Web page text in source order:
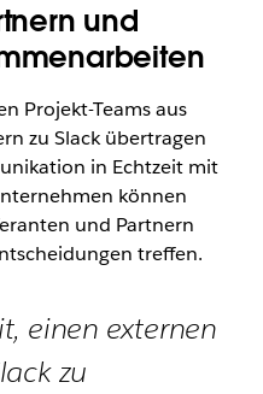
und
Projekt-Teams aus
zu Slack übertragen
in Echtzeit mit
können
und Partnern
treffen.
einen externen
zu